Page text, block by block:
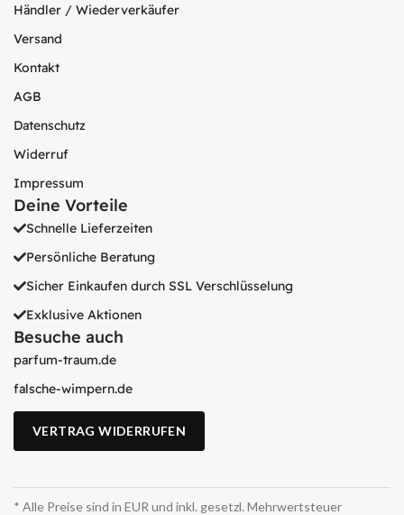
Händler / Wiederverkäufer
Versand
Kontakt
AGB
Datenschutz
Widerruf
Impressum
Deine Vorteile
Schnelle Lieferzeiten
Persönliche Beratung
Sicher Einkaufen durch SSL Verschlüsselung
Exklusive Aktionen
Besuche auch
parfum-traum.de
falsche-wimpern.de
VERTRAG WIDERRUFEN
* Alle Preise sind in EUR und inkl. gesetzl. Mehrwertsteuer